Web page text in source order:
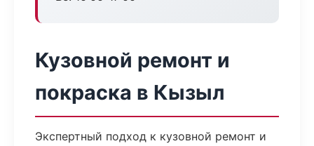
Кузовной ремонт и
покраска в Кызыл
Экспертный подход к кузовной ремонт и